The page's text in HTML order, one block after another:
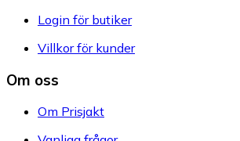
Login för butiker
Villkor för kunder
Om oss
Om Prisjakt